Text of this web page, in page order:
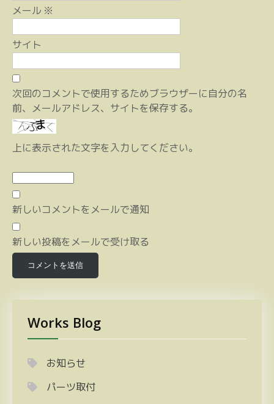
メール ※
サイト
次回のコメントで使用するためブラウザーに自分の名
前、メールアドレス、サイトを保存する。
上に表示された文字を入力してください。
新しいコメントをメールで通知
新しい投稿をメールで受け取る
Works Blog
お知らせ
パーツ取付